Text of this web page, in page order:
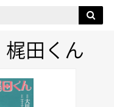
田くん